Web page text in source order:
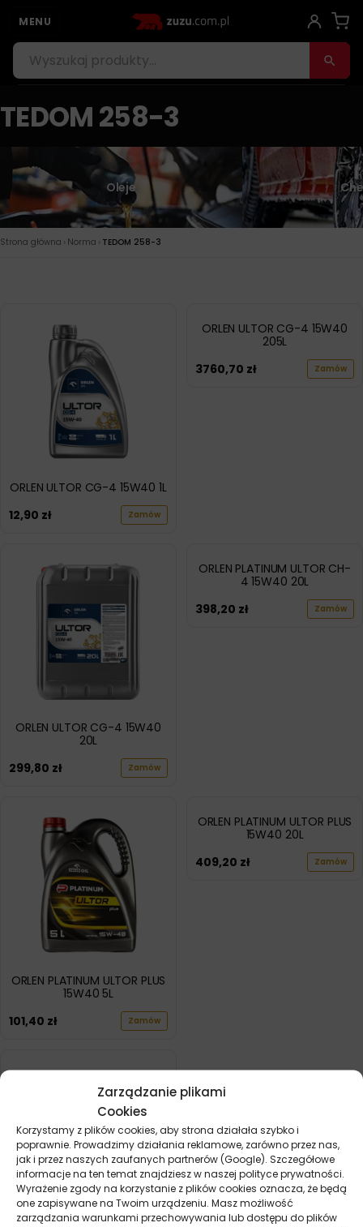
Zarządzanie plikami
Cookies
Korzystamy z plików cookies, aby strona działała szybko i
poprawnie. Prowadzimy działania reklamowe, zarówno przez nas,
jak i przez naszych zaufanych partnerów (Google). Szczegółowe
informacje na ten temat znajdziesz w naszej polityce prywatności.
Wyrażenie zgody na korzystanie z plików cookies oznacza, że będą
one zapisywane na Twoim urządzeniu. Masz możliwość
zarządzania warunkami przechowywania lub dostępu do plików
MENU
TEDOM 258-3
Oleje
Strona główna › Norma › TEDOM 258-3
ORLEN ULTOR CG-4 15W40 1L
12,90 zł Zamów
ORLEN ULTOR CG-4 15W40
205L
3760,70 zł Zamów
ORLEN ULTOR CG-4 15W40
20L
299,80 zł Zamów
ORLEN PLATINUM ULTOR CH-
4 15W40 20L
398,20 zł Zamów
ORLEN PLATINUM ULTOR PLUS
15W40 5L
101,40 zł Zamów
ORLEN PLATINUM ULTOR PLUS
15W40 20L
409,20 zł Zamów